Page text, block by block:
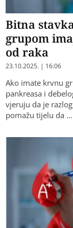
Bitna
grupom
od raka
23.10.2025. | 16:06
Ako imate krvnu
pankreasa i
vjeruju da je
pomažu tijelu da …